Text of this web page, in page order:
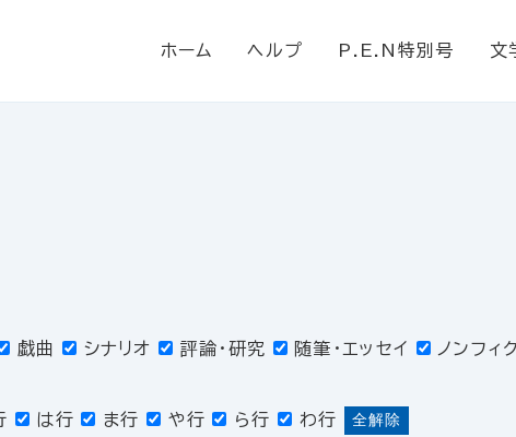
ホーム ヘルプ P.E.N特別号 文
戯曲 シナリオ 評論・研究 随筆・エッセイ ノンフィ
は行 ま行 や行 ら行 わ行 全解除